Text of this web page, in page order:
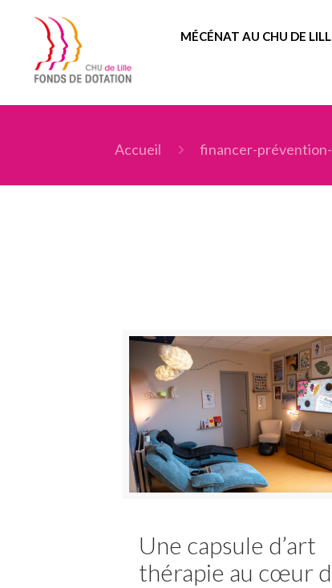
MÉCÉNAT AU CHU DE
Accueil financer-
Une capsule d’art
thérapie au cœur